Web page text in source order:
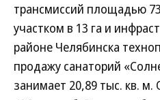
трансмиссий площадью
участком в 13 га и
районе Челябинска
продажу санаторий
занимает 20,89 тыс. кв. м.